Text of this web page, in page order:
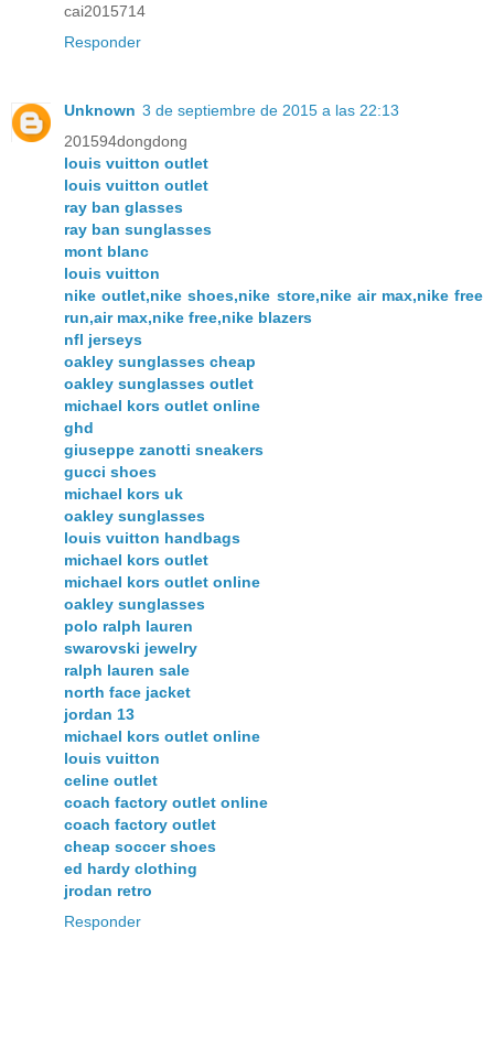
cai2015714
Responder
Unknown 3 de septiembre de 2015 a las 22:13
201594dongdong
louis vuitton outlet
louis vuitton outlet
ray ban glasses
ray ban sunglasses
mont blanc
louis vuitton
nike outlet,nike shoes,nike store,nike air max,nike free
run,air max,nike free,nike blazers
nfl jerseys
oakley sunglasses cheap
oakley sunglasses outlet
michael kors outlet online
ghd
giuseppe zanotti sneakers
gucci shoes
michael kors uk
oakley sunglasses
louis vuitton handbags
michael kors outlet
michael kors outlet online
oakley sunglasses
polo ralph lauren
swarovski jewelry
ralph lauren sale
north face jacket
jordan 13
michael kors outlet online
louis vuitton
celine outlet
coach factory outlet online
coach factory outlet
cheap soccer shoes
ed hardy clothing
jrodan retro
Responder